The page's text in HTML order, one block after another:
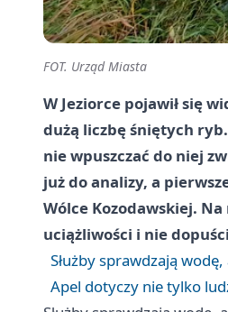
FOT. Urząd Miasta
W Jeziorce pojawił się
dużą liczbę śniętych
nie wpuszczać do niej
już do analizy, a
Wólce Kozodawskiej.
uciążliwości i nie
Służby sprawdzają
Apel dotyczy nie tylko